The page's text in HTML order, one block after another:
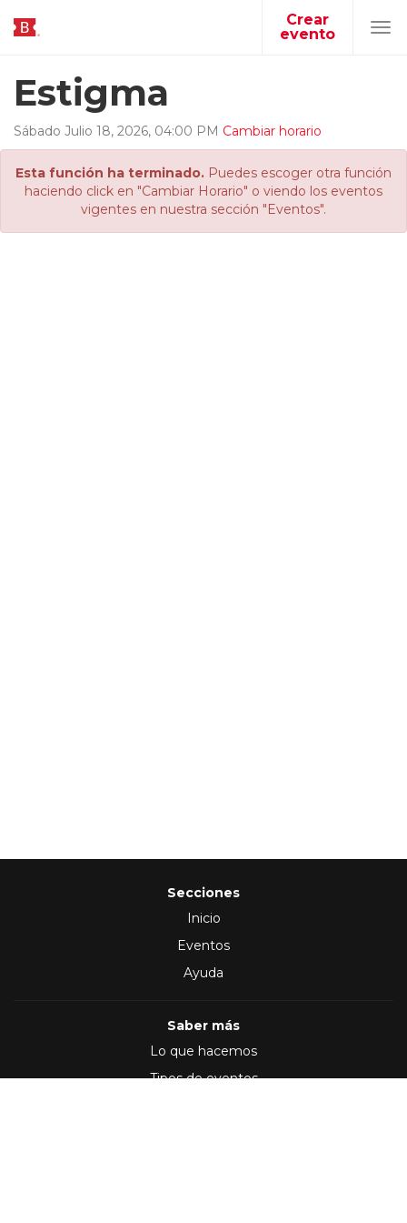
Crear
evento
Estigma
Sábado Julio 18, 2026, 04:00 PM Cambiar horario
Esta función ha terminado. Puedes escoger otra función
haciendo click en "Cambiar Horario" o viendo los eventos
vigentes en nuestra sección "Eventos".
Secciones
Inicio
Eventos
Ayuda
Saber más
Lo que hacemos
Tipos de eventos